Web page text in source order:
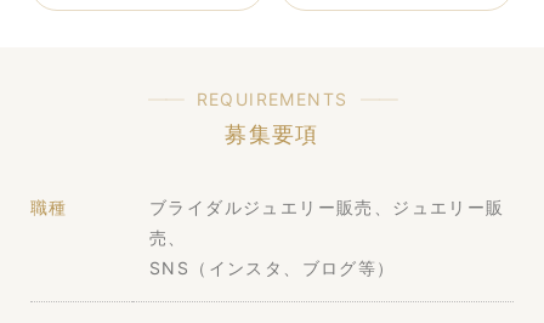
REQUIREMENTS
募集要項
職種
ブライダルジュエリー販売、ジュエリー販
売、
SNS（インスタ、ブログ等）